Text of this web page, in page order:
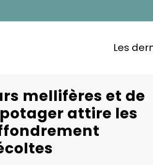
Les
mellifères et de
attire les